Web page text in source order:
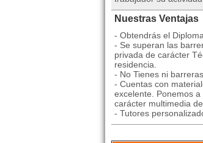
Nuestras Ventajas
- Obtendrás el
- Se superan las
privada de carácter
residencia.
- No Tienes ni
- Cuentas con
excelente. Ponemos
carácter multimedia
- Tutores